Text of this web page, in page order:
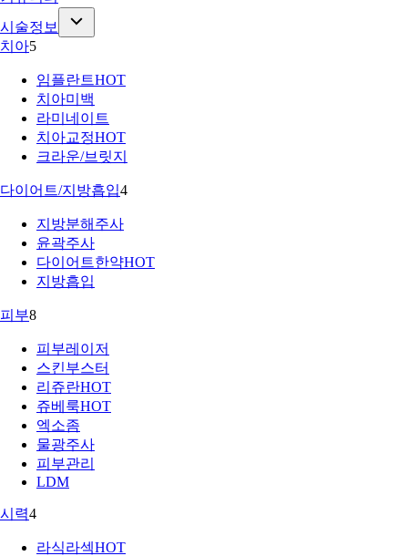
시술정보
치아5
임플란트HOT
치아미백
라미네이트
치아교정HOT
크라운/브릿지
다이어트/지방흡입4
지방분해주사
윤곽주사
다이어트한약HOT
지방흡입
피부8
피부레이저
스킨부스터
리쥬란HOT
쥬베룩HOT
엑소좀
물광주사
피부관리
LDM
시력4
라식라섹HOT